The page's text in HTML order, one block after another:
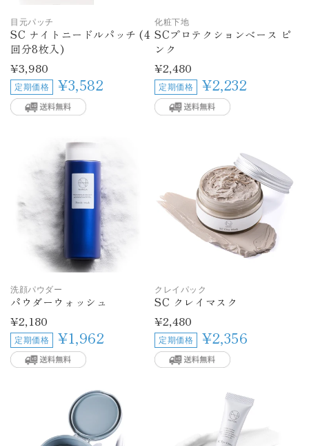
目元パッチ
SC ナイトニードルパッチ (4
回分8枚入)
通
常
価
格
¥3,980
定期価格 ¥3,582
化粧下地
SCプロテクションベース ピ
ンク
通
常
価
格
¥2,480
定期価格 ¥2,232
洗顔パウダー
パウダーウォッシュ
通
常
価
格
¥2,180
定期価格 ¥1,962
クレイパック
SC クレイマスク
通
常
価
格
¥2,480
定期価格 ¥2,356